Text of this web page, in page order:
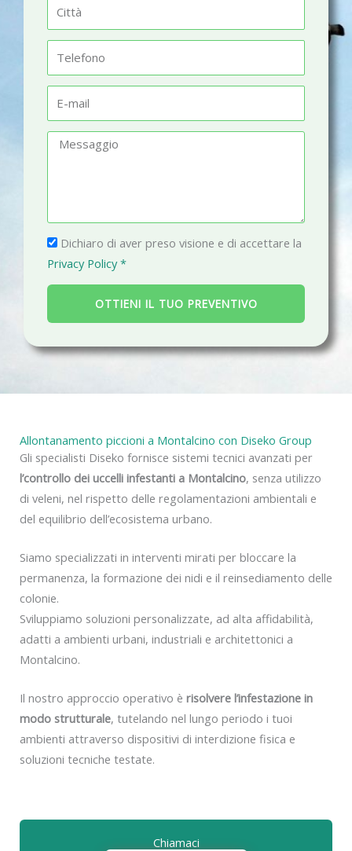
t
à
l
fm
a
g
g
i
P
r
i
a
c
Dichiaro di aver preso visione e di accettare la
Privacy Policy *
OTTIENI IL TUO PREVENTIVO
Allontanamento piccioni a Montalcino con Diseko Group
Gli specialisti Diseko fornisce sistemi tecnici avanzati per
l’controllo dei uccelli infestanti a Montalcino, senza utilizzo
di veleni, nel rispetto delle regolamentazioni ambientali e
del equilibrio dell’ecosistema urbano.
Siamo specializzati in interventi mirati per bloccare la
permanenza, la formazione dei nidi e il reinsediamento delle
colonie.
Sviluppiamo soluzioni personalizzate, ad alta affidabilità,
adatti a ambienti urbani, industriali e architettonici a
Montalcino.
Il nostro approccio operativo è risolvere l’infestazione in
modo strutturale, tutelando nel lungo periodo i tuoi
ambienti attraverso dispositivi di interdizione fisica e
soluzioni tecniche testate.
Chiamaci